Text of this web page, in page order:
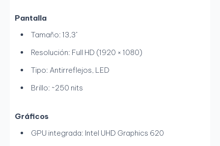
Pantalla
Tamaño: 13,3"
Resolución: Full HD (1920 × 1080)
Tipo: Antirreflejos, LED
Brillo: ~250 nits
Gráficos
GPU integrada: Intel UHD Graphics 620